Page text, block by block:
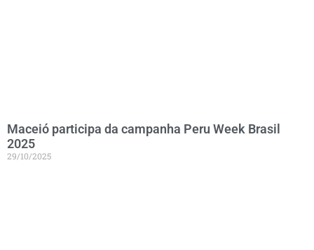
Maceió participa da campanha Peru Week Brasil
2025
29/10/2025